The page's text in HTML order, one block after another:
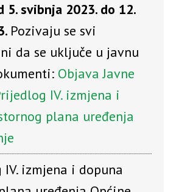
5. svibnja 2023. do 12.
Pozivaju se svi
da se uključe u javnu
Objava Javne
IV. izmjena i
plana uređenja
IV. izmjena i dopuna